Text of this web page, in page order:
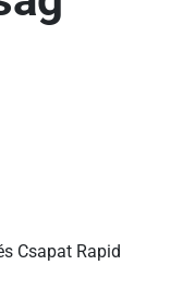
Csapat Rapid